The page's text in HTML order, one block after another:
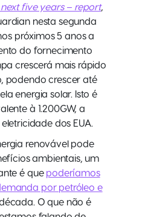
five years – report,
nesta segunda
próximos 5 anos a
do fornecimento
crescerá mais rápido
podendo crescer até
energia solar. Isto é
à 1.200GW, a
dos EUA.
renovável pode
ambientais, um
é que poderíamos
por petróleo e
O que não é